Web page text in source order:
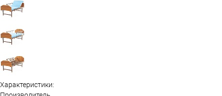
Характеристики: